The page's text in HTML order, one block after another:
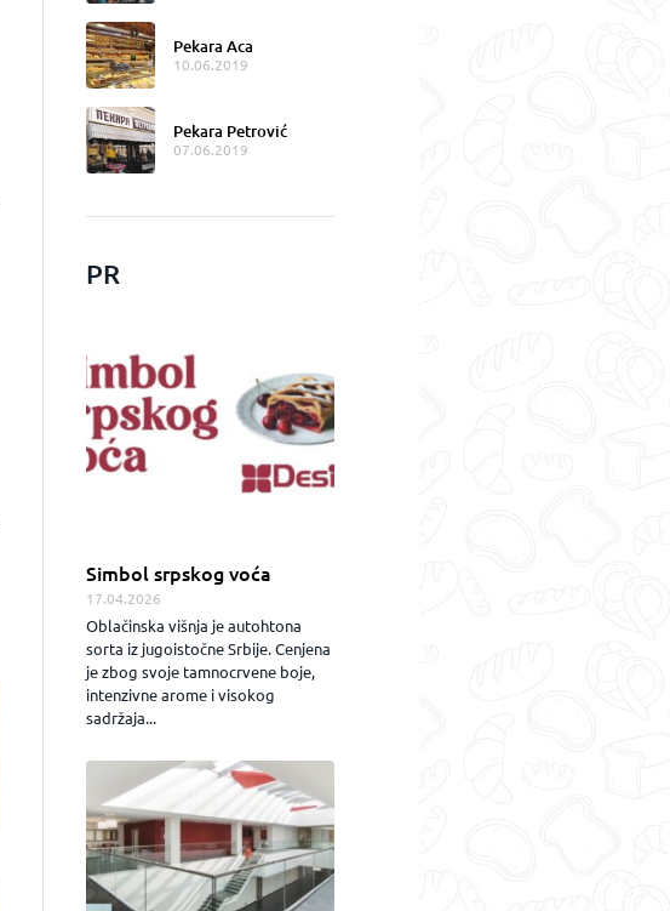
Pekara Aca
10.06.2019
Pekara Petrović
07.06.2019
PR
Simbol srpskog voća
17.04.2026
Oblačinska višnja je autohtona
sorta iz jugoistočne Srbije. Cenjena
je zbog svoje tamnocrvene boje,
intenzivne arome i visokog
sadržaja...